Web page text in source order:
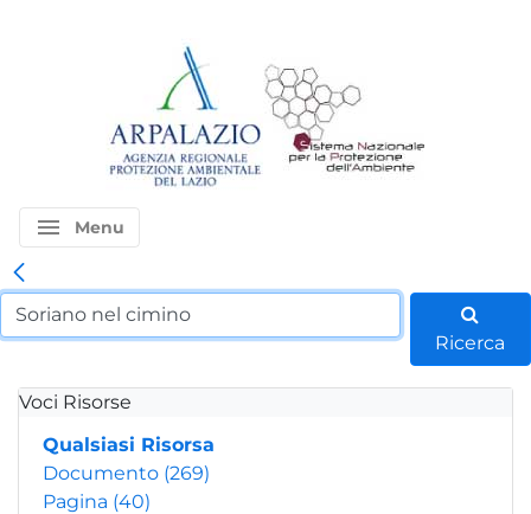
menu Menu
Ricerca
Voci Risorse
Qualsiasi Risorsa
Documento (269)
Pagina (40)